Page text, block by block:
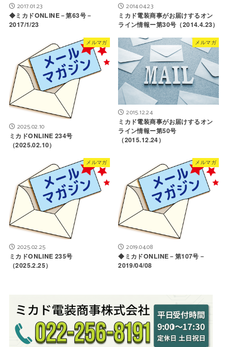
2017.01.23
◆ミカドONLINE－第63号－
2017/1/23
2014.04.23
ミカド電装商事がお届けするオン
ライン情報ー第30号（2014.4.23）
メルマガ
2025.02.10
ミカドONLINE 234号
（2025.02.10）
メルマガ
2015.12.24
ミカド電装商事がお届けするオン
ライン情報ー第50号
（2015.12.24）
メルマガ
2025.02.25
ミカドONLINE 235号
（2025.2.25）
メルマガ
2019.04.08
◆ミカドONLINE－第107号－
2019/04/08